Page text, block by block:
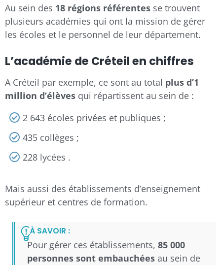
Au sein des 18 régions référentes se trouvent
plusieurs académies qui ont la mission de gérer
les écoles et le personnel de leur département.
L’académie de Créteil en chiffres
A Créteil par exemple, ce sont au total plus d’1
million d’élèves qui répartissent au sein de :
2 643 écoles privées et publiques ;
435 collèges ;
228 lycées .
Mais aussi des établissements d’enseignement
supérieur et centres de formation.
À SAVOIR :
Pour gérer ces établissements, 85 000
personnes sont embauchées au sein de